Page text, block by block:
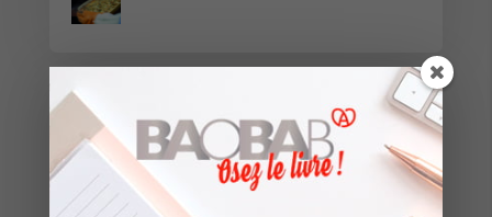
Restez informés